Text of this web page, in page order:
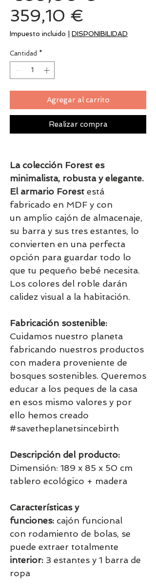
359,10 €
de
Impuesto incluido DISPONIBILIDAD
Cantidad *
Agregar al carrito
Realizar compra
La colección Forest es
minimalista, robusta y elegante.
El armario Forest está
fabricado en MDF y con
un amplio cajón de almacenaje,
su barra y sus tres estantes, lo
convierten en una perfecta
opción para guardar todo lo
que tu pequeño bebé necesita.
Los colores del roble darán
calidez visual a la habitación.
Fabricación sostenible:
Cuidamos nuestro planeta
fabricando nuestros productos
con madera proveniente de
bosques sostenibles. Queremos
educar a los peques de la casa
en esos mismo valores y por
ello hemos creado
#savetheplanetsincebirth
Descripción del producto:
Dimensión: 189 x 85 x 50 cm
tablero ecológico + madera
Características y
funciones: cajón funcional
con rodamiento de bolas, se
puede extraer totalmente
interior: 3 estantes y 1 barra de
ropa